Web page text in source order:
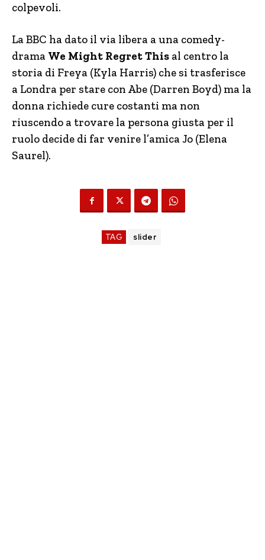
colpevoli.
La BBC ha dato il via libera a una comedy-
drama We Might Regret This al centro la
storia di Freya (Kyla Harris) che si trasferisce
a Londra per stare con Abe (Darren Boyd) ma la
donna richiede cure costanti ma non
riuscendo a trovare la persona giusta per il
ruolo decide di far venire l’amica Jo (Elena
Saurel).
TAG slider